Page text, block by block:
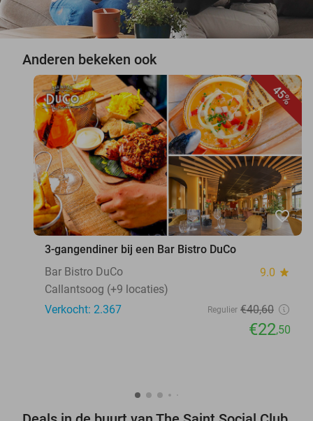
Anderen bekeken ook
45%
favorite_border
3-gangendiner bij een Bar Bistro DuCo
Bar Bistro DuCo
9.0 star
Callantsoog (+9 locaties)
Verkocht: 2.367
Regulier €40,60
€22,50